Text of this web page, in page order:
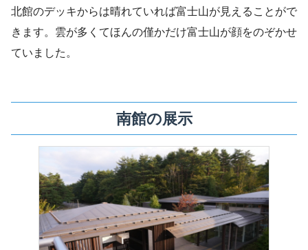
北館のデッキからは晴れていれば富士山が見えることがで
きます。雲が多くてほんの僅かだけ富士山が顔をのぞかせ
ていました。
南館の展示